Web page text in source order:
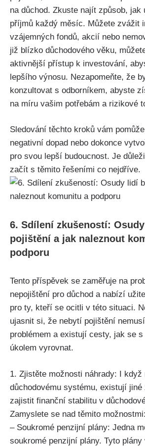
na důchod. Zkuste najít způsob,
příjmů každý měsíc. Můžete zvážit
vzájemných fondů, akcií nebo
již blízko důchodového věku,
aktivnější přístup k investování,
lepšího výnosu. Nezapomeňte, že
konzultovat s odborníkem, abyste
na míru vašim potřebám a rizikové
Sledování těchto kroků vám
negativní dopad nebo dokonce
pro svou lepší budoucnost. Je
začít s těmito řešeními co nejdříve.
6. Sdílení zkušeností:
pojištění a jak naleznout
podporu
Tento příspěvek se zaměřuje na
nepojištění pro důchod a nabízí
pro ty, kteří se ocitli v této situaci.
ujasnit si, že nebytí pojištění
problémem a existují cesty, jak se
úkolem vyrovnat.
1. Zjistěte možnosti náhrady: I když
důchodovému systému, existují jiné
zajistit finanční stabilitu v
Zamyslete se nad těmito možnostmi:
– Soukromé penzijní plány: Jedna
soukromé penzijní plány. Tyto